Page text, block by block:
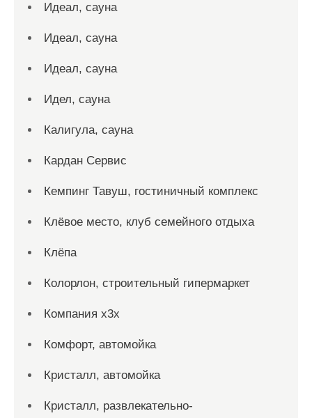
Идеал, сауна
Идеал, сауна
Идеал, сауна
Идел, сауна
Калигула, сауна
Кардан Сервис
Кемпинг Тавуш, гостиничный комплекс
Клёвое место, клуб семейного отдыха
Клёпа
Колорлон, строительный гипермаркет
Компания x3x
Комфорт, автомойка
Кристалл, автомойка
Кристалл, развлекательно-